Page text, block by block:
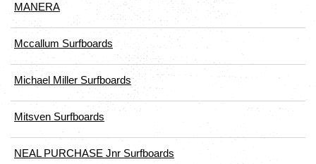
MANERA
Mccallum Surfboards
Michael Miller Surfboards
Mitsven Surfboards
NEAL PURCHASE Jnr Surfboards